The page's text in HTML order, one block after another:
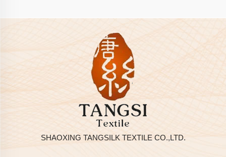
SHAOXING TANGSILK TEXTILE CO.,LTD.